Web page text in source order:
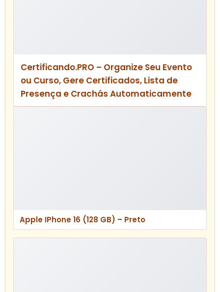
Certificando.PRO – Organize Seu Evento
ou Curso, Gere Certificados, Lista de
Presença e Crachás Automaticamente
Apple IPhone 16 (128 GB) – Preto